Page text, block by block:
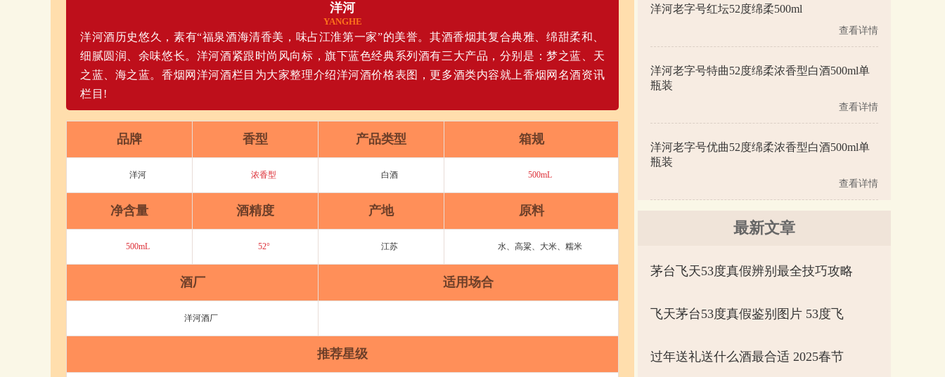
洋河
YANGHE
洋河酒历史悠久，素有“福泉酒海清香美，味占江淮第一家”的美誉。其酒香烟其复合典雅、绵甜柔和、
细腻圆润、余味悠长。洋河酒紧跟时尚风向标，旗下蓝色经典系列酒有三大产品，分别是：梦之蓝、天
之蓝、海之蓝。香烟网洋河酒栏目为大家整理介绍洋河酒价格表图，更多酒类内容就上香烟网名酒资讯
栏目!
品牌 香型 产品类型 箱规
洋河 浓香型 白酒 500mL
净含量 酒精度 产地 原料
500mL 52° 江苏 水、高粱、大米、糯米
酒厂 适用场合
洋河酒厂
推荐星级
洋河老字号红坛52度绵柔500ml
查看详情
洋河老字号特曲52度绵柔浓香型白酒500ml单
瓶装
查看详情
洋河老字号优曲52度绵柔浓香型白酒500ml单
瓶装
查看详情
最新文章
茅台飞天53度真假辨别最全技巧攻略
飞天茅台53度真假鉴别图片 53度飞
过年送礼送什么酒最合适 2025春节